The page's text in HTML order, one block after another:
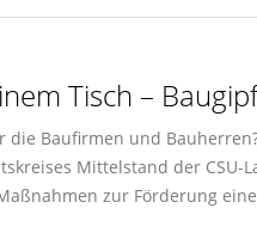
Tisch –
Baufirmen und
Mittelstand der
zur Förderung